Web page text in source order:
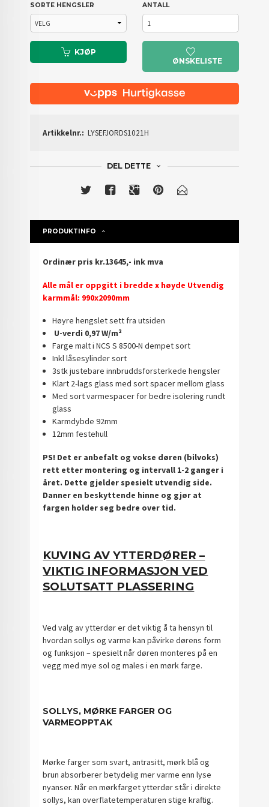
SORTE HENGSLER ANTALL
KJØP
ØNSKELISTE
Artikkelnr.: LYSEFJORDS1021H
DEL DETTE
PRODUKTINFO
Ordinær pris kr.13645,- ink mva
Alle mål er oppgitt i bredde x høyde Utvendig
karmmål: 990x2090mm
Høyre hengslet sett fra utsiden
U-verdi 0,97 W/m²
Farge malt i NCS S 8500-N dempet sort
Inkl låsesylinder sort
3stk justebare innbruddsforsterkede hengsler
Klart 2-lags glass med sort spacer mellom glass
Med sort varmespacer for bedre isolering rundt
glass
Karmdybde 92mm
12mm festehull
PS! Det er anbefalt og vokse døren (bilvoks)
rett etter montering og intervall 1-2 ganger i
året. Dette gjelder spesielt utvendig side.
Danner en beskyttende hinne og gjør at
fargen holder seg bedre over tid.
KUVING AV YTTERDØRER –
VIKTIG INFORMASJON VED
SOLUTSATT PLASSERING
Ved valg av ytterdør er det viktig å ta hensyn til
hvordan sollys og varme kan påvirke dørens form
og funksjon – spesielt når døren monteres på en
vegg med mye sol og males i en mørk farge.
SOLLYS, MØRKE FARGER OG
VARMEOPPTAK
Mørke farger som svart, antrasitt, mørk blå og
brun absorberer betydelig mer varme enn lyse
nyanser. Når en mørkfarget ytterdør står i direkte
sollys, kan overflatetemperaturen stige kraftig.